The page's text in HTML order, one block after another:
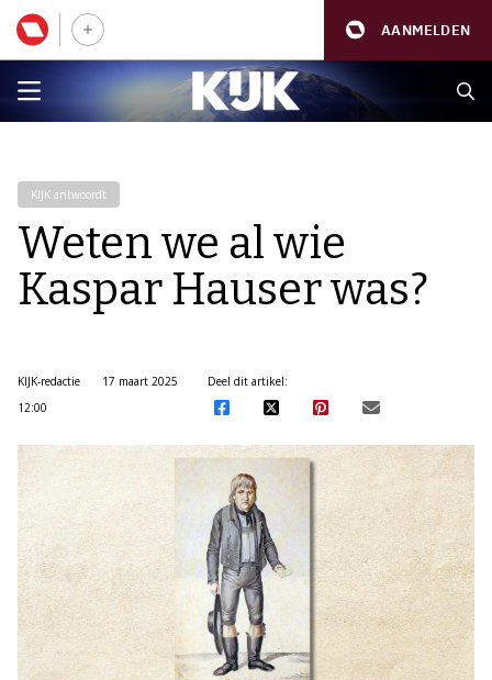
AANMELDEN
KIJK antwoordt
Weten we al wie
Kaspar Hauser was?
KIJK-redactie
17 maart 2025
12:00
Deel dit artikel: